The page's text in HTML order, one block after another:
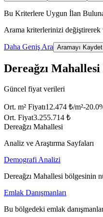
Bu Kriterlere Uygun İlan
Arama kriterlerinizi değiştirerek
Daha Geniş Ara Aramayı Kaydet
Dereağzı
Güncel fiyat verileri
Ort. m² Fiyatı12.474 ₺/m²-20.0
Ort. Fiyat3.255.714 ₺
Dereağzı Mahallesi
Analiz ve Araştırma Sayfaları
Demografi Analizi
Dereağzı Mahallesi bölgesinin
Emlak Danışmanları
Bu bölgedeki emlak